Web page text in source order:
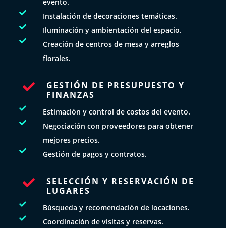
 Instalación de decoraciones temáticas.
 Iluminación y ambientación del espacio.

Creación de centros de mesa y arreglos
florales.

GESTIÓN DE PRESUPUESTO Y
FINANZAS
 Estimación y control de costos del evento.

Negociación con proveedores para obtener
mejores precios.
 Gestión de pagos y contratos.

SELECCIÓN Y RESERVACIÓN DE
LUGARES
 Búsqueda y recomendación de locaciones.
 Coordinación de visitas y reservas.